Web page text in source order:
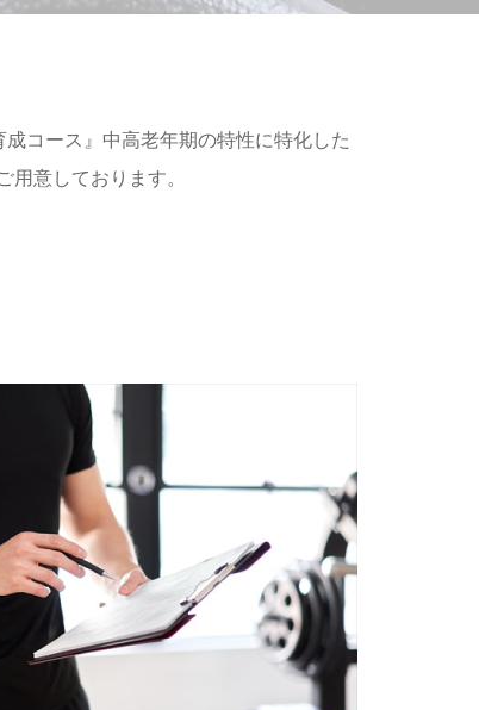
コース』中高老年期の特性に特化した
意しております。